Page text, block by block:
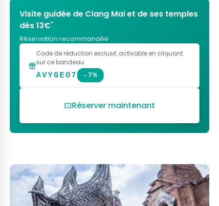
Visite guidée de Ciang Mai et de ses temples
dès 13€*
Réservation recommandée
Code de réduction exclusif, activable en cliquant
sur ce bandeau
AVYGEO7 -7%
Réserver maintenant